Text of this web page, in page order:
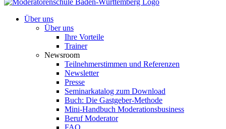
Über uns
Über uns
Ihre Vorteile
Trainer
Newsroom
Teilnehmerstimmen und Referenzen
Newsletter
Presse
Seminarkatalog zum Download
Buch: Die Gastgeber-Methode
Mini-Handbuch Moderationsbusiness
Beruf Moderator
FAQ